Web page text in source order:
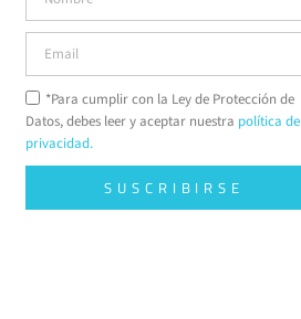
*Para cumplir con la Ley de Protección de
Datos, debes leer y aceptar nuestra política de
privacidad.
SUSCRIBIRSE